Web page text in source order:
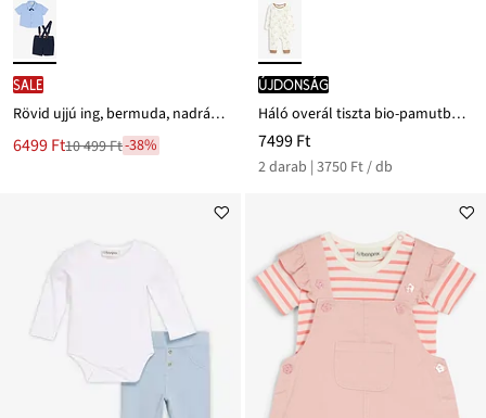
SALE
Rövid ujjú ing, bermuda, nadrágtartó és csokornyakkendő (4-részes szett)
Új
6499 Ft
Leárazva10 499 Ft-38%
újdonság
Háló overál tiszta bio-pamutból (2 db-os csomag)
7499 Ft
2 darab | 3750 Ft / db